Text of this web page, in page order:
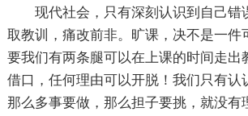
现代社会，只有深刻认识到自己错
取教训，痛改前非。旷课，决不是一件
要我们有两条腿可以在上课的时间走出
借口，任何理由可以开脱！我们只有认
那么多事要做，那么担子要挑，就没有